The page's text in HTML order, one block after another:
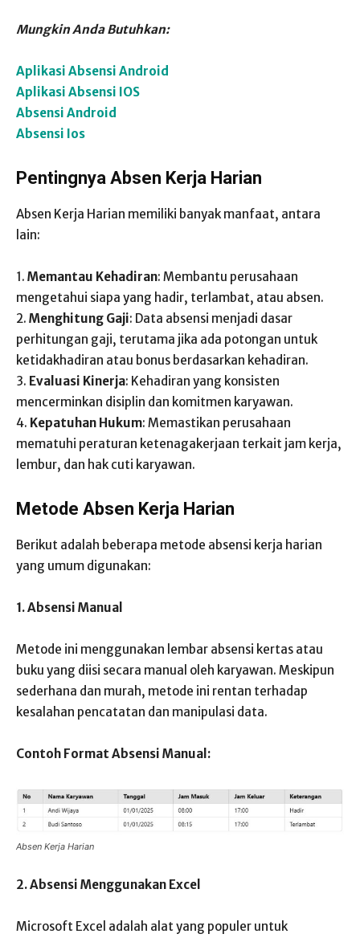
Mungkin Anda Butuhkan:
Aplikasi Absensi Android
Aplikasi Absensi IOS
Absensi Android
Absensi Ios
Pentingnya Absen Kerja Harian
Absen Kerja Harian memiliki banyak manfaat, antara
lain:
1. Memantau Kehadiran: Membantu perusahaan
mengetahui siapa yang hadir, terlambat, atau absen.
2. Menghitung Gaji: Data absensi menjadi dasar
perhitungan gaji, terutama jika ada potongan untuk
ketidakhadiran atau bonus berdasarkan kehadiran.
3. Evaluasi Kinerja: Kehadiran yang konsisten
mencerminkan disiplin dan komitmen karyawan.
4. Kepatuhan Hukum: Memastikan perusahaan
mematuhi peraturan ketenagakerjaan terkait jam kerja,
lembur, dan hak cuti karyawan.
Metode Absen Kerja Harian
Berikut adalah beberapa metode absensi kerja harian
yang umum digunakan:
1. Absensi Manual
Metode ini menggunakan lembar absensi kertas atau
buku yang diisi secara manual oleh karyawan. Meskipun
sederhana dan murah, metode ini rentan terhadap
kesalahan pencatatan dan manipulasi data.
Contoh Format Absensi Manual:
Absen Kerja Harian
2. Absensi Menggunakan Excel
Microsoft Excel adalah alat yang populer untuk